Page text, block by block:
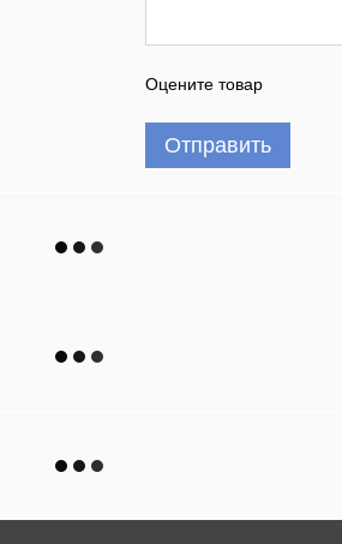
Оцените товар
Отправить